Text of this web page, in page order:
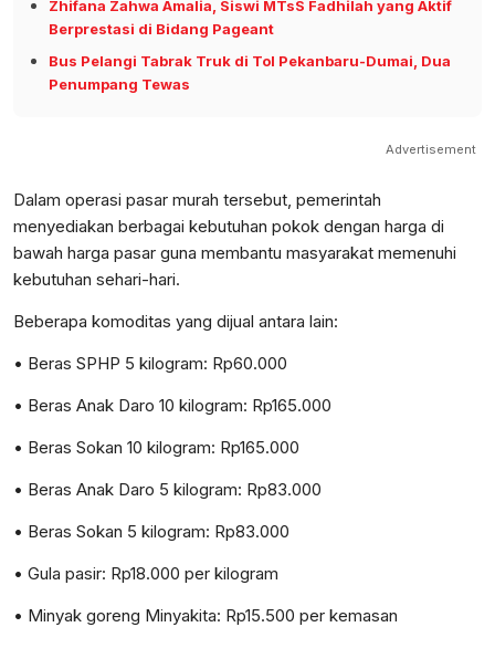
Zhifana Zahwa Amalia, Siswi MTsS Fadhilah yang Aktif
Berprestasi di Bidang Pageant
Bus Pelangi Tabrak Truk di Tol Pekanbaru-Dumai, Dua
Penumpang Tewas
Advertisement
Dalam operasi pasar murah tersebut, pemerintah
menyediakan berbagai kebutuhan pokok dengan harga di
bawah harga pasar guna membantu masyarakat memenuhi
kebutuhan sehari-hari.
Beberapa komoditas yang dijual antara lain:
• Beras SPHP 5 kilogram: Rp60.000
• Beras Anak Daro 10 kilogram: Rp165.000
• Beras Sokan 10 kilogram: Rp165.000
• Beras Anak Daro 5 kilogram: Rp83.000
• Beras Sokan 5 kilogram: Rp83.000
• Gula pasir: Rp18.000 per kilogram
• Minyak goreng Minyakita: Rp15.500 per kemasan